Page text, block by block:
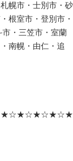
幌市・士別市・砂
根室市・登別市・
・三笠市・室蘭
南幌・由仁・追